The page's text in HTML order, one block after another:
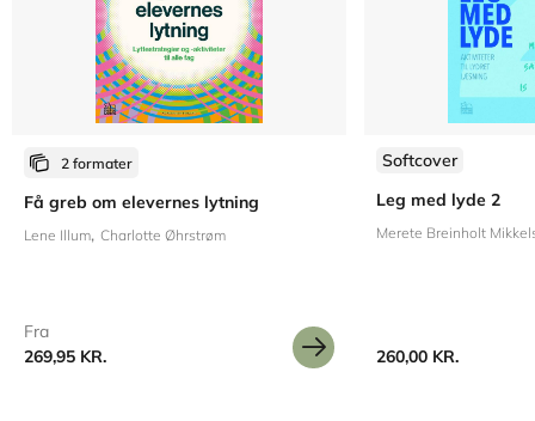
2 formater
Få greb om elevernes lytning
Lene Illum Charlotte Øhrstrøm
Fra
269,95 KR.
Softcover
Leg med lyde 2
Merete Breinholt
260,00 KR.